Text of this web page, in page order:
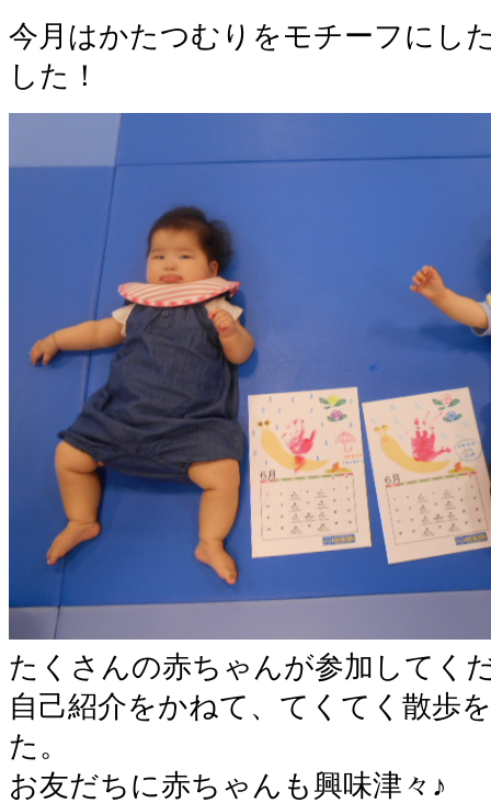
今月はかたつむりをモチーフにし
した！
たくさんの赤ちゃんが参加してく
自己紹介をかねて、てくてく散歩
た。
お友だちに赤ちゃんも興味津々♪